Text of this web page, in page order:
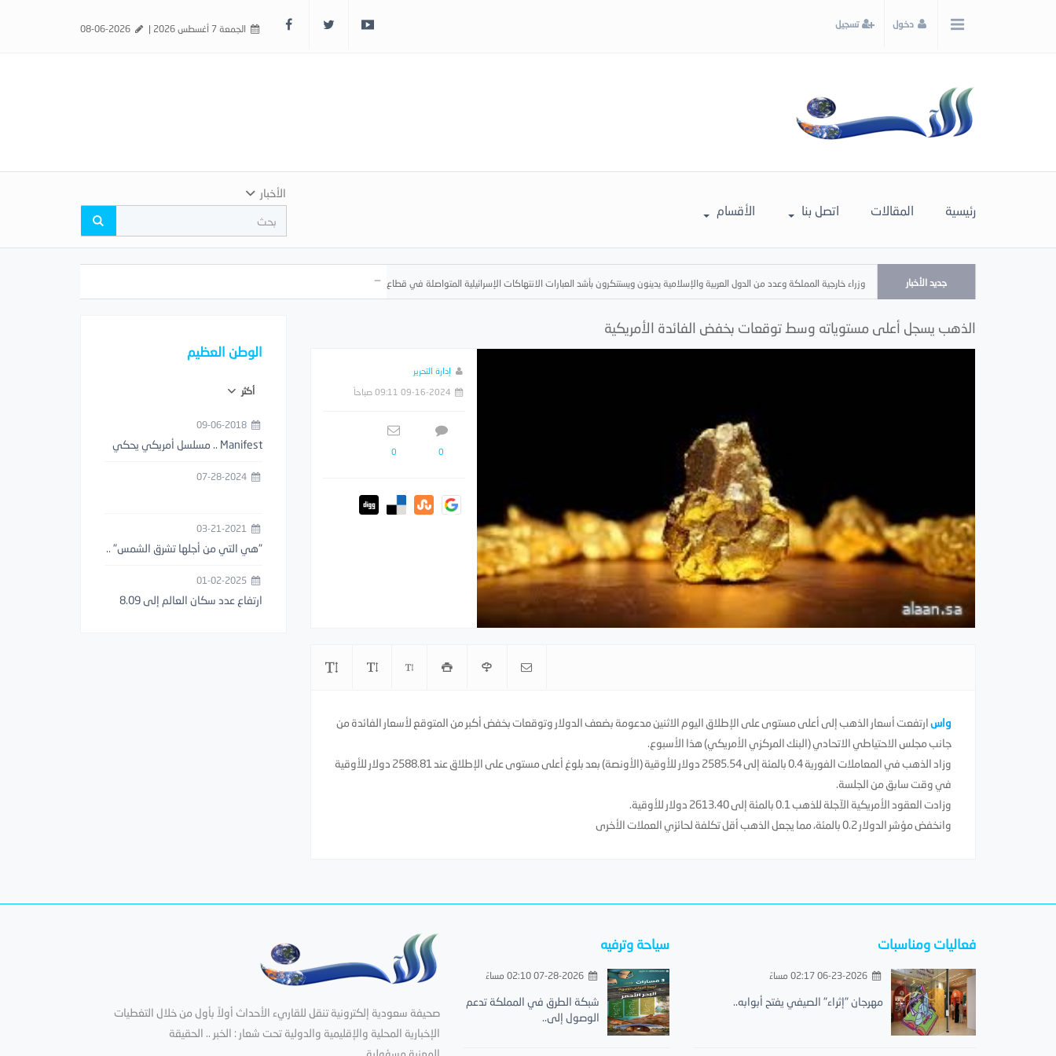
الجمعة 7 أغسطس 2026 | دخول تسجيل
رئيسية المقالات اتصل بنا الأقسام
الأخبار
جديد الأخبار وزراء خارجية المملكة وعدد من الدول العربية والإسلامية يدينون ويستنكرون بأشد العبارات الانتهاكات الإسرائيلية المتواصلة في قطاع غزة
الذهب يسجل أعلى مستوياته وسط توقعات بخفض الفائدة الأمريكية
إدارة التحرير
09-16-2024 09:11 صباحاً
0
0
واسارتفعت أسعار الذهب إلى أعلى مستوى على الإطلاق اليوم الاثنين مدعومة بضعف الدولار وتوقعات بخفض أكبر من المتوقع لأسعار الفائدة من
جانب مجلس الاحتياطي الاتحادي (البنك المركزي الأمريكي) هذا الأسبوع.
وزاد الذهب في المعاملات الفورية 0.4 بالمئة إلى 2585.54 دولار للأوقية (الأونصة) بعد بلوغ أعلى مستوى على الإطلاق عند 2588.81 دولار للأوقية
في وقت سابق من الجلسة.
وزادت العقود الأمريكية الآجلة للذهب 0.1 بالمئة إلى 2613.40 دولار للأوقية.
وانخفض مؤشر الدولار 0.2 بالمئة، مما يجعل الذهب أقل تكلفة لحائزي العملات الأخرى
الوطن العظيم
أكثر
09-06-2018
‏Manifest .. مسلسل أمريكي يحكي
5 سنوات
07-28-2024
"هي التي من أجلها تشرق الشمس" ..
3000 آلاف سنة ..!
01-02-2025
ارتفاع عدد سكان العالم إلى 8.09
فعاليات ومناسبات
مهرجان "إثراء" الصيفي يفتح أبوابه..
سياحة وترفيه
شبكة الطرق في المملكة تدعم
الوصول إلى..
صحيفة سعودية إلكترونية تنقل للقاريء الأحداث أولاً بأول من خلال التغطيات
الإخبارية المحلية والإقليمية والدولية تحت شعار : الخبر .. الحقيقة